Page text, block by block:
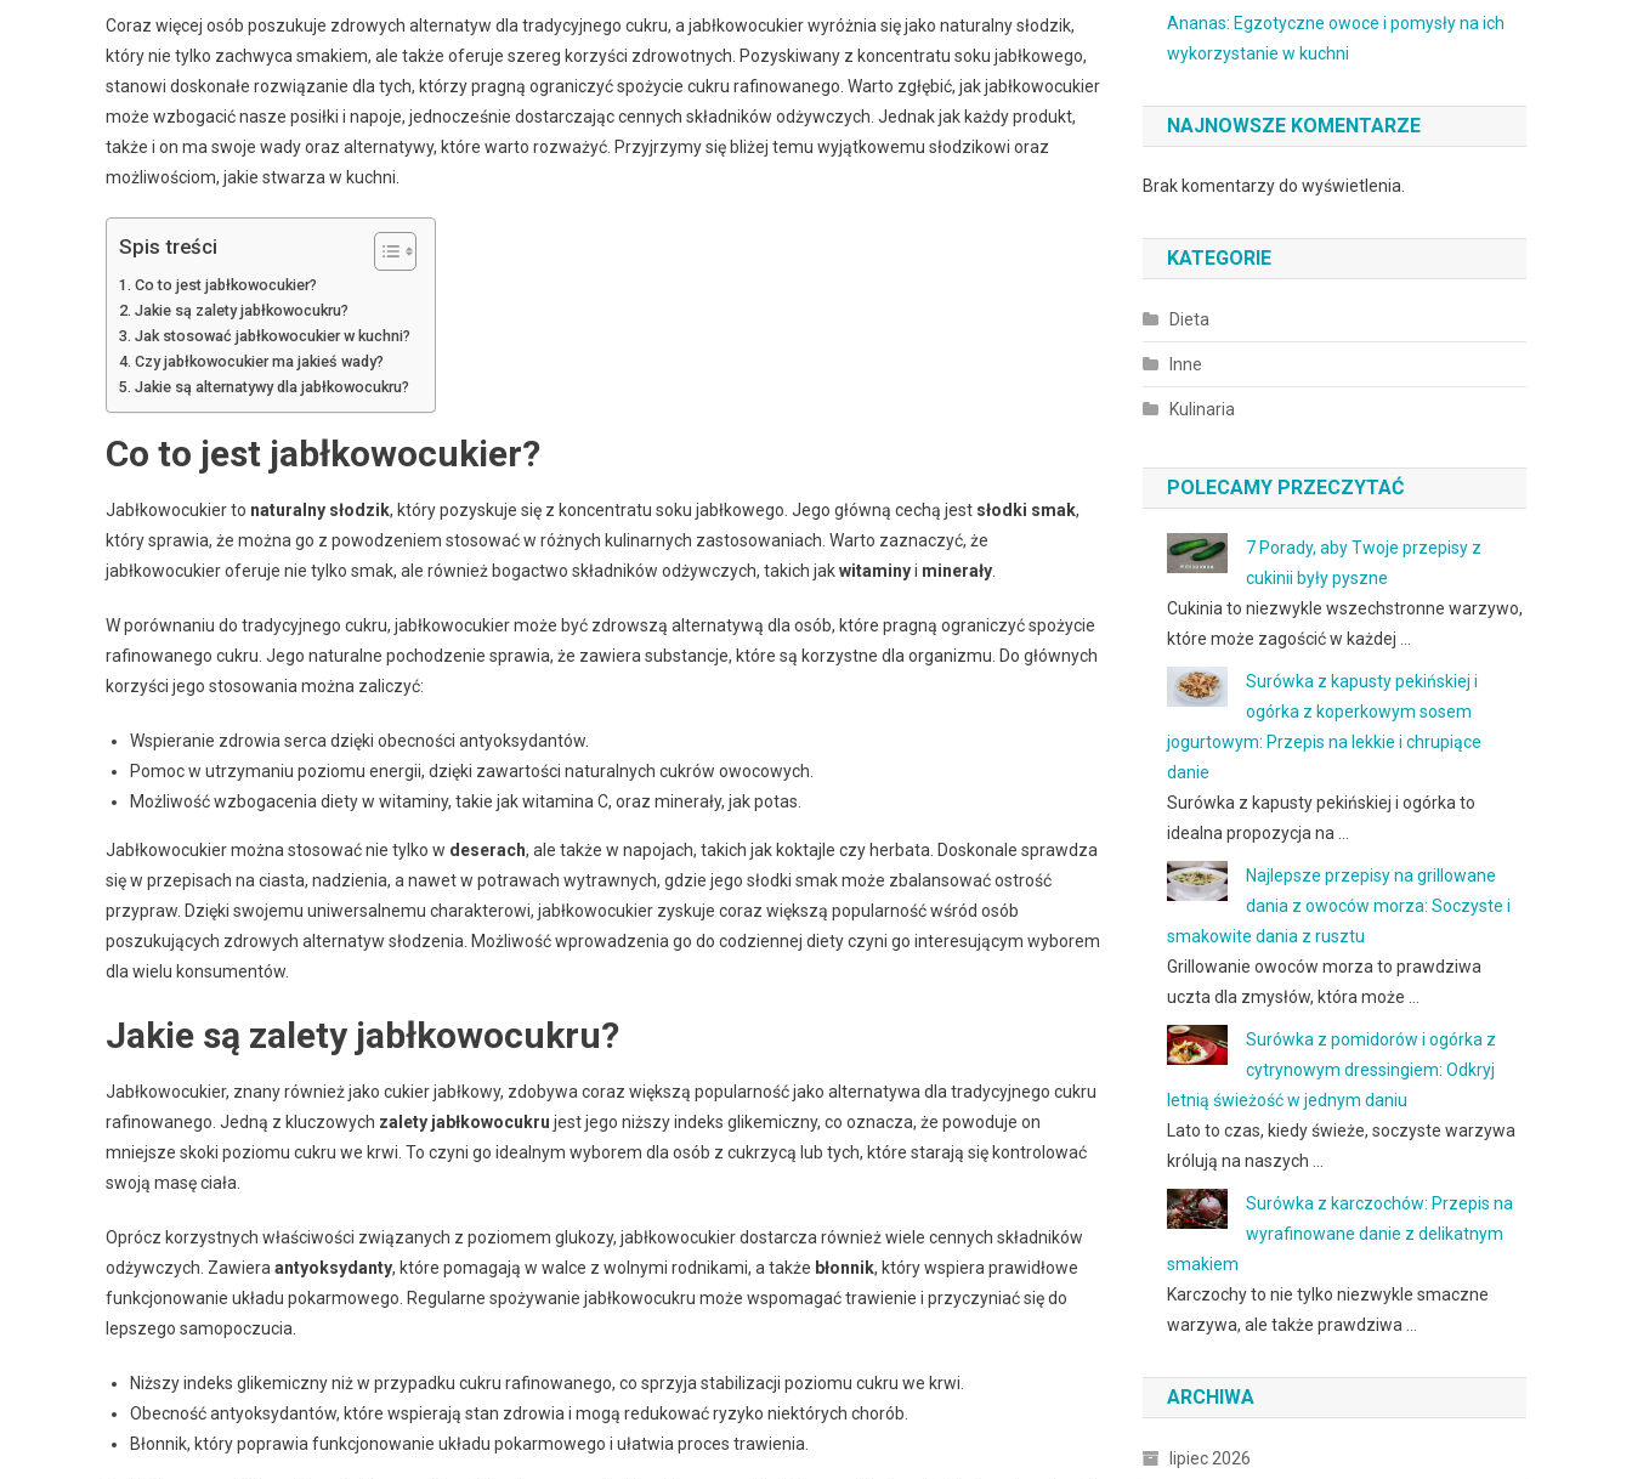
Coraz więcej osób poszukuje zdrowych alternatyw dla tradycyjnego cukru, a jabłkowocukier wyróżnia się jako naturalny słodzik,
który nie tylko zachwyca smakiem, ale także oferuje szereg korzyści zdrowotnych. Pozyskiwany z koncentratu soku jabłkowego,
stanowi doskonałe rozwiązanie dla tych, którzy pragną ograniczyć spożycie cukru rafinowanego. Warto zgłębić, jak jabłkowocukier
może wzbogacić nasze posiłki i napoje, jednocześnie dostarczając cennych składników odżywczych. Jednak jak każdy produkt,
także i on ma swoje wady oraz alternatywy, które warto rozważyć. Przyjrzymy się bliżej temu wyjątkowemu słodzikowi oraz
możliwościom, jakie stwarza w kuchni.
Spis treści
Co to jest jabłkowocukier?
Jakie są zalety jabłkowocukru?
Jak stosować jabłkowocukier w kuchni?
Czy jabłkowocukier ma jakieś wady?
Jakie są alternatywy dla jabłkowocukru?
Co to jest jabłkowocukier?
Jabłkowocukier to naturalny słodzik, który pozyskuje się z koncentratu soku jabłkowego. Jego główną cechą jest słodki smak,
który sprawia, że można go z powodzeniem stosować w różnych kulinarnych zastosowaniach. Warto zaznaczyć, że
jabłkowocukier oferuje nie tylko smak, ale również bogactwo składników odżywczych, takich jakwitaminyi minerały
W porównaniu do tradycyjnego cukru, jabłkowocukier może być zdrowszą alternatywą dla osób, które pragną ograniczyć spożycie
rafinowanego cukru. Jego naturalne pochodzenie sprawia, że zawiera substancje, które są korzystne dla organizmu. Do głównych
korzyści jego stosowania można zaliczyć:
Wspieranie zdrowia serca dzięki obecności antyoksydantów.
Pomoc w utrzymaniu poziomu energii, dzięki zawartości naturalnych cukrów owocowych.
Możliwość wzbogacenia diety w witaminy, takie jak witamina C, oraz minerały, jak potas.
Jabłkowocukier można stosować nie tylko w deserach, ale także w napojach, takich jak koktajle czy herbata. Doskonale sprawdza
się w przepisach na ciasta, nadzienia, a nawet w potrawach wytrawnych, gdzie jego słodki smak może zbalansować ostrość
przypraw. Dzięki swojemu uniwersalnemu charakterowi, jabłkowocukier zyskuje coraz większą popularność wśród osób
poszukujących zdrowych alternatyw słodzenia. Możliwość wprowadzenia go do codziennej diety czyni go interesującym wyborem
dla wielu konsumentów.
Jakie są zalety jabłkowocukru?
Jabłkowocukier, znany również jako cukier jabłkowy, zdobywa coraz większą popularność jako alternatywa dla tradycyjnego cukru
rafinowanego. Jedną z kluczowych zalety jabłkowocukru jest jego niższy indeks glikemiczny, co oznacza, że powoduje on
mniejsze skoki poziomu cukru we krwi. To czyni go idealnym wyborem dla osób z cukrzycą lub tych, które starają się kontrolować
swoją masę ciała.
Oprócz korzystnych właściwości związanych z poziomem glukozy, jabłkowocukier dostarcza również wiele cennych składników
odżywczych. Zawiera antyoksydanty, które pomagają w walce z wolnymi rodnikami, a także błonnik, który wspiera prawidłowe
funkcjonowanie układu pokarmowego. Regularne spożywanie jabłkowocukru może wspomagać trawienie i przyczyniać się do
lepszego samopoczucia.
Niższy indeks glikemiczny niż w przypadku cukru rafinowanego, co sprzyja stabilizacji poziomu cukru we krwi.
Obecność antyoksydantów, które wspierają stan zdrowia i mogą redukować ryzyko niektórych chorób.
Błonnik, który poprawia funkcjonowanie układu pokarmowego i ułatwia proces trawienia.
Ananas: Egzotyczne owoce i pomysły na ich
wykorzystanie w kuchni
NAJNOWSZE KOMENTARZE
Brak komentarzy do wyświetlenia.
KATEGORIE
Dieta
Inne
Kulinaria
POLECAMY PRZECZYTAĆ
7 Porady, aby Twoje przepisy z
cukinii były pyszne
Cukinia to niezwykle wszechstronne warzywo,
które może zagościć w każdej …
Surówka z kapusty pekińskiej i
ogórka z koperkowym sosem
jogurtowym: Przepis na lekkie i chrupiące
danie
Surówka z kapusty pekińskiej i ogórka to
idealna propozycja na …
Najlepsze przepisy na grillowane
dania z owoców morza: Soczyste i
smakowite dania z rusztu
Grillowanie owoców morza to prawdziwa
uczta dla zmysłów, która może …
Surówka z pomidorów i ogórka z
cytrynowym dressingiem: Odkryj
letnią świeżość w jednym daniu
Lato to czas, kiedy świeże, soczyste warzywa
królują na naszych …
Surówka z karczochów: Przepis na
wyrafinowane danie z delikatnym
smakiem
Karczochy to nie tylko niezwykle smaczne
warzywa, ale także prawdziwa …
ARCHIWA
lipiec 2026